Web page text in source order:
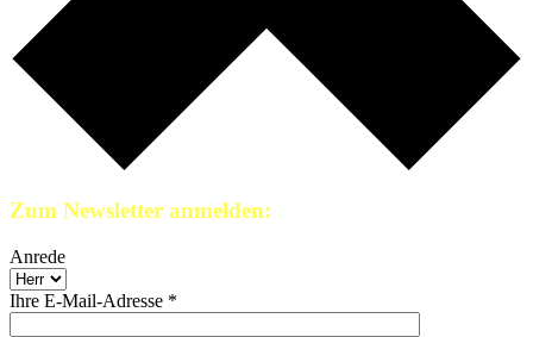
Zum Newsletter anmelden:
Anrede
Ihre E-Mail-Adresse *